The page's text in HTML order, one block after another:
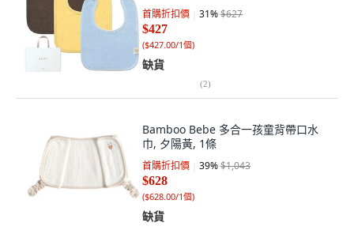
首購折扣價 31%$627
$427
($427.00/1個)
缺貨
(2)
Bamboo Bebe 多合一孩童背帶口水
巾, 夕陽黃, 1條
首購折扣價 39%$1,043
$628
($628.00/1個)
缺貨